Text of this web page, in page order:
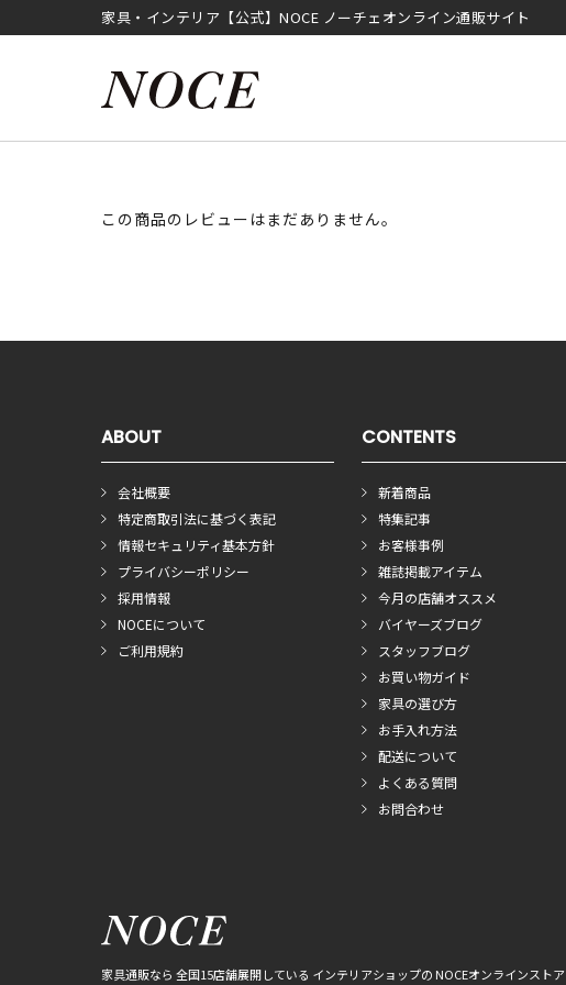
家具・インテリア【公式】NOCE ノーチェオンライン通販サイト
この商品のレビューはまだありません。
ABOUT
会社概要
特定商取引法に基づく表記
情報セキュリティ基本方針
プライバシーポリシー
採用情報
NOCEについて
ご利用規約
CONTENTS
新着商品
特集記事
お客様事例
雑誌掲載アイテム
今月の店舗オススメ
バイヤーズブログ
スタッフブログ
お買い物ガイド
家具の選び方
お手入れ方法
配送について
よくある質問
お問合わせ
家具通販なら 全国15店舗展開している インテリアショップの NOCEオンラインストア